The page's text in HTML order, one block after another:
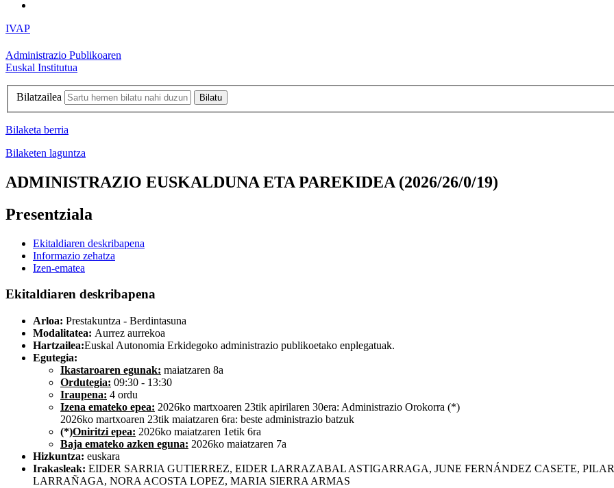
IVAP
Administrazio Publikoaren
Euskal Institutua
Bilatzailea
Bilaketa berria
Bilaketen laguntza
ADMINISTRAZIO EUSKALDUNA ETA PAREKIDEA (2026/26/0/19)
Presentziala
Ekitaldiaren deskribapena
Informazio zehatza
Izen-ematea
Ekitaldiaren deskribapena
Arloa: Prestakuntza - Berdintasuna
Modalitatea: Aurrez aurrekoa
Hartzailea:Euskal Autonomia Erkidegoko administrazio publikoetako enplegatuak.
Egutegia:
Ikastaroaren egunak: maiatzaren 8a
Ordutegia: 09:30 - 13:30
Iraupena: 4 ordu
Izena emateko epea: 2026ko martxoaren 23tik apirilaren 30era: Administrazio Orokorra (*)
2026ko martxoaren 23tik maiatzaren 6ra: beste administrazio batzuk
(*)Oniritzi epea: 2026ko maiatzaren 1etik 6ra
Baja emateko azken eguna: 2026ko maiatzaren 7a
Hizkuntza: euskara
Irakasleak: EIDER SARRIA GUTIERREZ, EIDER LARRAZABAL ASTIGARRAGA, JUNE FERNÁNDEZ CASETE,
LARRAÑAGA, NORA ACOSTA LOPEZ, MARIA SIERRA ARMAS